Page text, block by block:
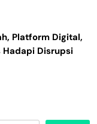
Platform Digital,
Hadapi Disrupsi